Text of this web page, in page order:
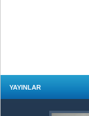
YAYINLAR